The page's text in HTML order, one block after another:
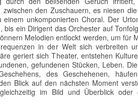
zwischen den Zuschauern, es niesen
einem unkomponierten Choral. Der
bis ein Dirigent das Orchester auf
Melodien entlockt werden, um für
in der Welt sich verbreiten
geriert sich Theater, entstehen
gefundenen Stücken, Leben.
des Geschehenen,
Blick auf den nächsten Moment
im Bild und Überblick